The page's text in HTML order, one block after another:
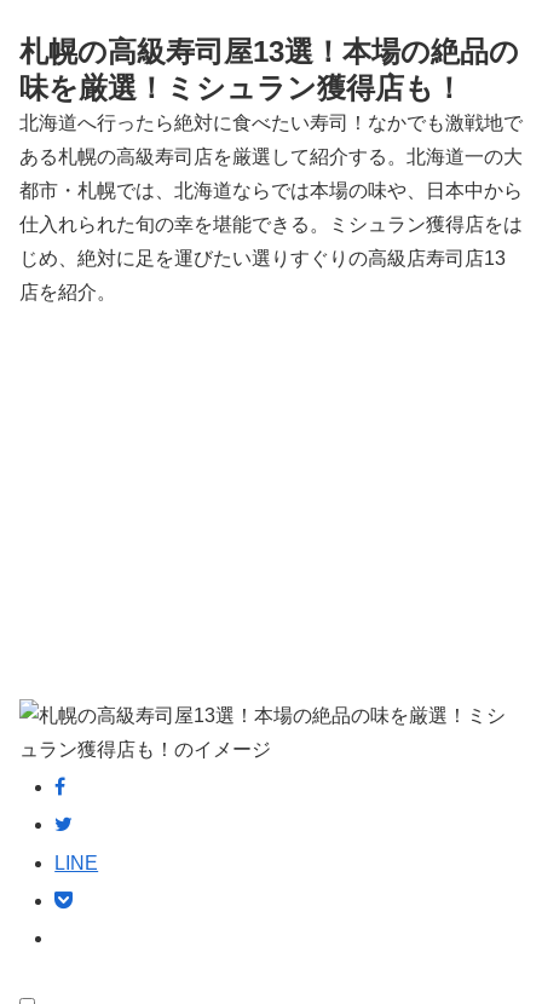
札幌の高級寿司屋13選！本場の絶品の
味を厳選！ミシュラン獲得店も！
北海道へ行ったら絶対に食べたい寿司！なかでも激戦地で
ある札幌の高級寿司店を厳選して紹介する。北海道一の大
都市・札幌では、北海道ならでは本場の味や、日本中から
仕入れられた旬の幸を堪能できる。ミシュラン獲得店をは
じめ、絶対に足を運びたい選りすぐりの高級店寿司店13
店を紹介。
LINE